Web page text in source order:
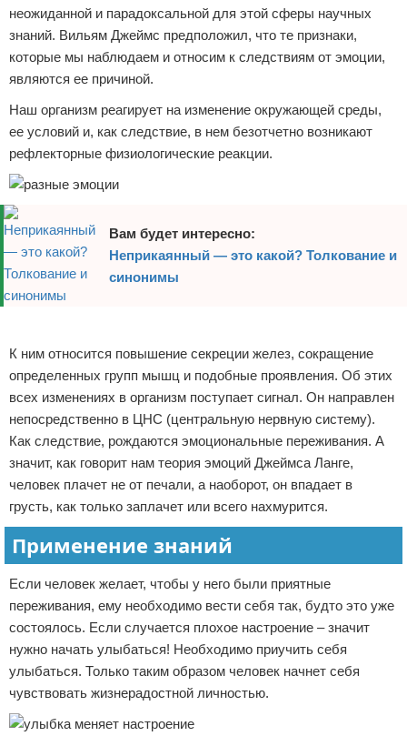
неожиданной и парадоксальной для этой сферы научных
знаний. Вильям Джеймс предположил, что те признаки,
которые мы наблюдаем и относим к следствиям от эмоции,
являются ее причиной.
Наш организм реагирует на изменение окружающей среды,
ее условий и, как следствие, в нем безотчетно возникают
рефлекторные физиологические реакции.
Вам будет интересно:
Неприкаянный — это какой? Толкование и
синонимы
К ним относится повышение секреции желез, сокращение
определенных групп мышц и подобные проявления. Об этих
всех изменениях в организм поступает сигнал. Он направлен
непосредственно в ЦНС (центральную нервную систему).
Как следствие, рождаются эмоциональные переживания. А
значит, как говорит нам теория эмоций Джеймса Ланге,
человек плачет не от печали, а наоборот, он впадает в
грусть, как только заплачет или всего нахмурится.
Применение знаний
Если человек желает, чтобы у него были приятные
переживания, ему необходимо вести себя так, будто это уже
состоялось. Если случается плохое настроение – значит
нужно начать улыбаться! Необходимо приучить себя
улыбаться. Только таким образом человек начнет себя
чувствовать жизнерадостной личностью.